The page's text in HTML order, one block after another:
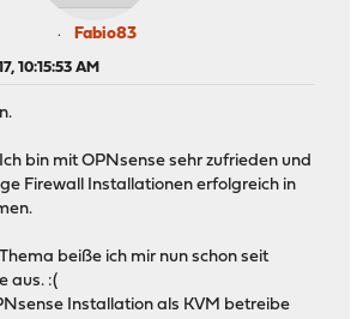
Fabio83
10:15:53 AM
bin mit OPNsense sehr zufrieden und
Firewall Installationen erfolgreich in
beiße ich mir nun schon seit
aus. :(
Installation als KVM betreibe